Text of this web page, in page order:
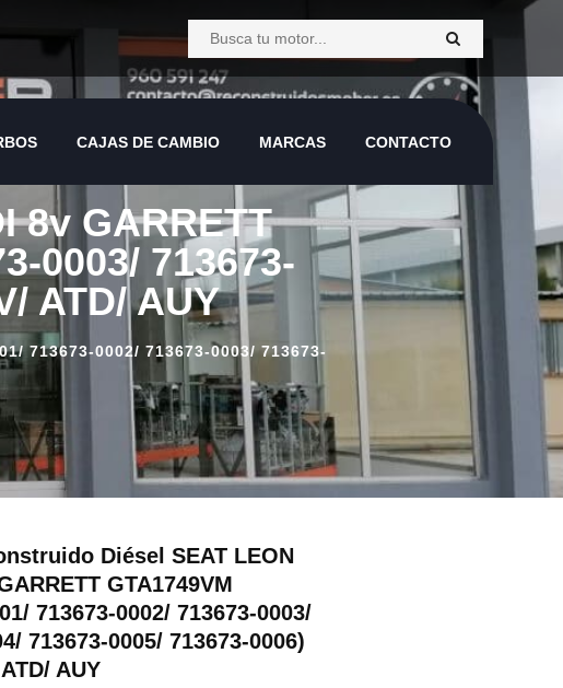
CAJAS DE CAMBIO MARCAS CONTACTO
8v GARRETT
0003/ 713673-
ATD/ AUY
713673-0002/ 713673-0003/ 713673-
Diésel SEAT LEON
GTA1749VM
713673-0002/ 713673-0003/
713673-0005/ 713673-0006)
AUY